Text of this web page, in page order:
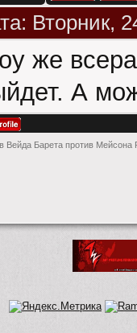
Вторник,
же
А
Вейда Барета против Мейсона